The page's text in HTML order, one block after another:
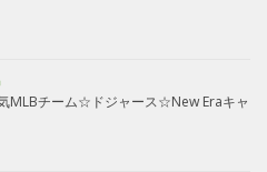
MLBチーム☆ドジャース☆New Eraキャ